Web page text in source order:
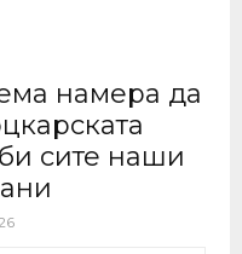
намера да
сите наши